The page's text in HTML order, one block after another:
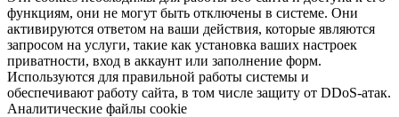
функциям, они не могут быть отключены в системе. Они
активируются ответом на ваши действия, которые являются
запросом на услуги, такие как установка ваших настроек
приватности, вход в аккаунт или заполнение форм.
Используются для правильной работы системы и
обеспечивают работу сайта, в том числе защиту от DDoS-атак.
Аналитические файлы cookie